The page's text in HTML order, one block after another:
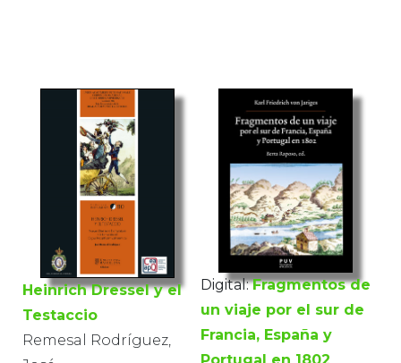
Heinrich Dressel y el
Testaccio
Remesal Rodríguez,
Digital: Fragmentos de
un viaje por el sur de
Francia, España y